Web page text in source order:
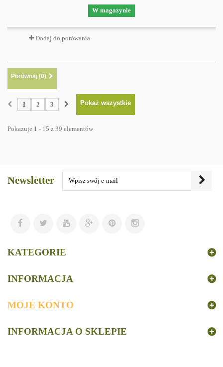
W magazynie
Dodaj do porówania
Porównaj (0)
Pokaż wszystkie
1 2 3
Pokazuje 1 - 15 z 39 elementów
Newsletter
KATEGORIE
INFORMACJA
MOJE KONTO
INFORMACJA O SKLEPIE